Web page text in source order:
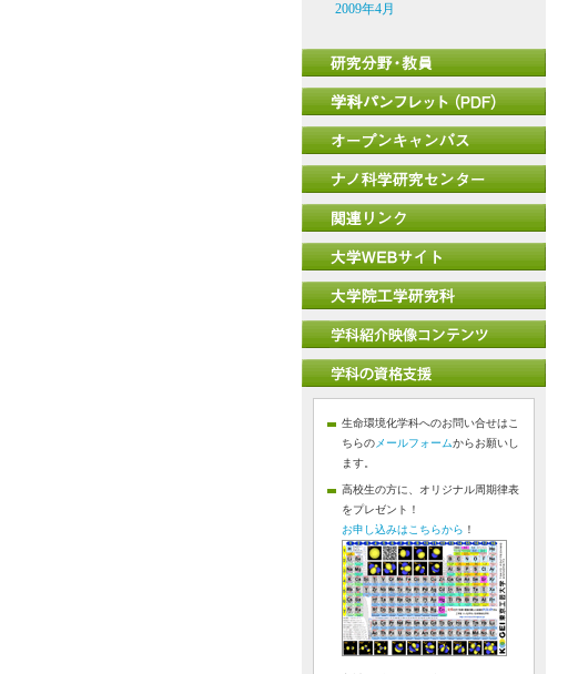
2009年4月
生命環境化学科へのお問い合せはこ
ちらの メールフォームからお願いし
ます。
高校生の方に、オリジナル周期律表
をプレゼント！
お申し込みはこちらから ！